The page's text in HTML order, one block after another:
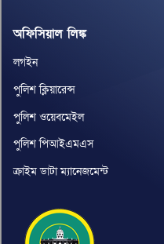
অফিসিয়াল লিঙ্ক
লগইন
পুলিশ ক্লিয়ারেন্স
পুলিশ ওয়েবমেইল
পুলিশ পিআইএমএস
ক্রাইম ডাটা ম্যানেজমেন্ট